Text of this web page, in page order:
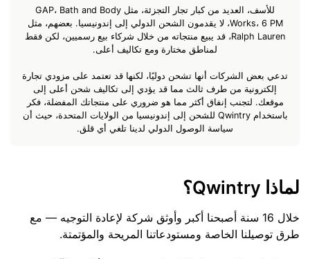
للأسف، العديد من كبار تجار التجزئة، مثل GAP، Bath and Body
Works، 6 PM، لا يقدمون الشحن الدولي إلى إندونيسيا. بعضهم، مثل
Ralph Lauren، قد يبيع منتجاته من خلال شركاء بيع رسميين، لكن فقط
لمناطق مختارة ومع تكاليف أعلى.
تدعي بعض الشركات أنها تشحن دوليًا، لكنها قد تعتمد على مزودي تجارة
إلكترونية من طرف ثالث مما قد يؤدي إلى تكاليف شحن أعلى إلى
موقعك. لتجنب إنفاق أكثر مما هو ضروري على منتجاتك المفضلة، فكر
باستخدام Qwintry للشحن إلى إندونيسيا من الولايات المتحدة، حيث أن
سياسة الوصول الدولي لدينا تلغي أي قلق.
لماذا Qwintry؟
خلال 16 سنة أصبحنا أكبر وأوثق شركة لإعادة التوجيه — مع
طرق توصيلنا الخاصة ومستودعاتنا المريحة والمؤتمتة.